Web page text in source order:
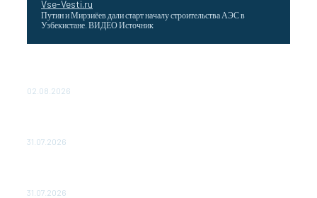
Vse-Vesti.ru
Путин и Мирзиёев дали старт началу строительства АЭС в
Узбекистане. ВИДЕО Источник
02.08.2026
31.07.2026
31.07.2026